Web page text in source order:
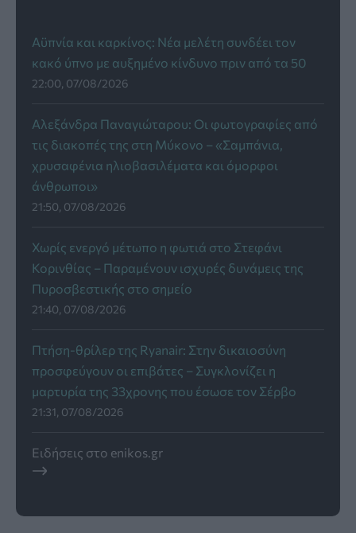
Αϋπνία και καρκίνος: Νέα μελέτη συνδέει τον
κακό ύπνο με αυξημένο κίνδυνο πριν από τα 50
22:00, 07/08/2026
Αλεξάνδρα Παναγιώταρου: Οι φωτογραφίες από
τις διακοπές της στη Μύκονο – «Σαμπάνια,
χρυσαφένια ηλιοβασιλέματα και όμορφοι
άνθρωποι»
21:50, 07/08/2026
Χωρίς ενεργό μέτωπο η φωτιά στο Στεφάνι
Κορινθίας – Παραμένουν ισχυρές δυνάμεις της
Πυροσβεστικής στο σημείο
21:40, 07/08/2026
Πτήση-θρίλερ της Ryanair: Στην δικαιοσύνη
προσφεύγουν οι επιβάτες – Συγκλονίζει η
μαρτυρία της 33χρονης που έσωσε τον Σέρβο
21:31, 07/08/2026
Ειδήσεις στο enikos.gr